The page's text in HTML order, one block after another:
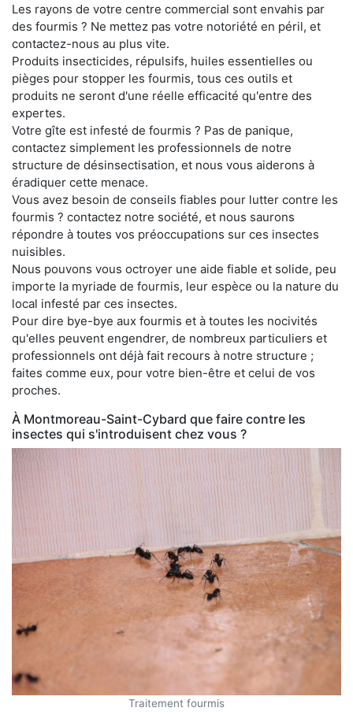
Les rayons de votre centre commercial sont envahis par
des fourmis ? Ne mettez pas votre notoriété en péril, et
contactez-nous au plus vite.
Produits insecticides, répulsifs, huiles essentielles ou
pièges pour stopper les fourmis, tous ces outils et
produits ne seront d'une réelle efficacité qu'entre des
expertes.
Votre gîte est infesté de fourmis ? Pas de panique,
contactez simplement les professionnels de notre
structure de désinsectisation, et nous vous aiderons à
éradiquer cette menace.
Vous avez besoin de conseils fiables pour lutter contre les
fourmis ? contactez notre société, et nous saurons
répondre à toutes vos préoccupations sur ces insectes
nuisibles.
Nous pouvons vous octroyer une aide fiable et solide, peu
importe la myriade de fourmis, leur espèce ou la nature du
local infesté par ces insectes.
Pour dire bye-bye aux fourmis et à toutes les nocivités
qu'elles peuvent engendrer, de nombreux particuliers et
professionnels ont déjà fait recours à notre structure ;
faites comme eux, pour votre bien-être et celui de vos
proches.
À Montmoreau-Saint-Cybard que faire contre les
insectes qui s'introduisent chez vous ?
Traitement fourmis